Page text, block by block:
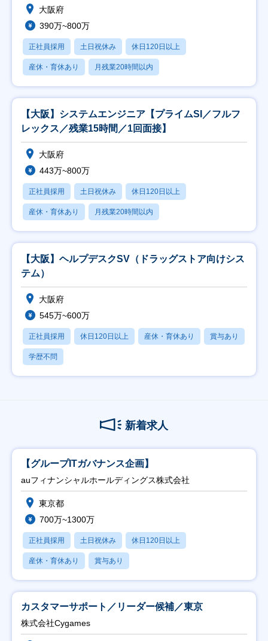
大阪府
390万~800万
正社員採用 土日祝休み 休日120日以上
産休・育休あり 月残業20時間以内
【大阪】システムエンジニア【プライムSI／フルフ
レックス／残業15時間／1回面接】
大阪府
443万~800万
正社員採用 土日祝休み 休日120日以上
産休・育休あり 月残業20時間以内
【大阪】ヘルプデスクSV（ドラッグストア向けシス
テム）
大阪府
545万~600万
正社員採用 休日120日以上 産休・育休あり 賞与あり
学歴不問
新着求人
【グループITガバナンス企画】
auフィナンシャルホールディングス株式会社
東京都
700万~1300万
正社員採用 土日祝休み 休日120日以上
産休・育休あり 賞与あり
カスタマーサポート／リーダー候補／東京
株式会社Cygames